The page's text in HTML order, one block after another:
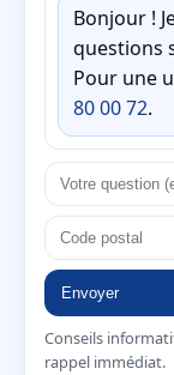
Bonjour !
questions
Pour une
80 00 72.
Envoyer
Conseils
rappel immédiat.